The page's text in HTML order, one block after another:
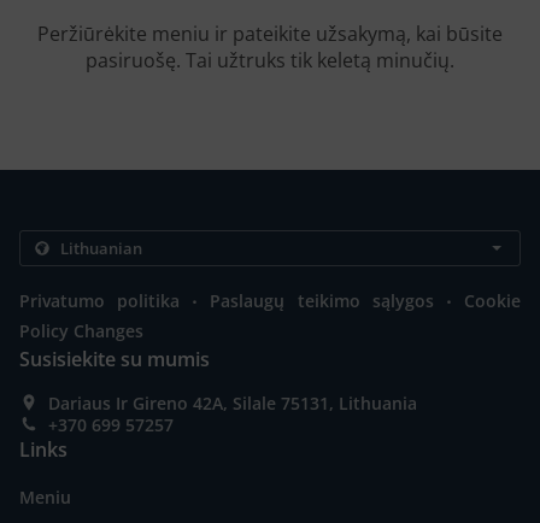
Peržiūrėkite meniu ir pateikite užsakymą, kai būsite
pasiruošę. Tai užtruks tik keletą minučių.
Privatumo politika . Paslaugų teikimo sąlygos .
Cookie
Policy Changes
Susisiekite su mumis
Dariaus Ir Gireno 42A, Silale 75131, Lithuania
+370 699 57257
Links
Meniu